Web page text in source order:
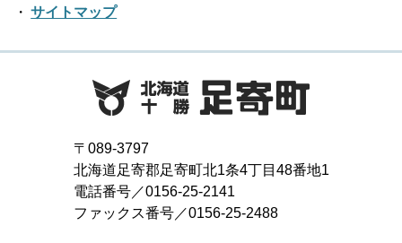
2021年01月
2019年02月
2018年05月
2018年04月
2018年03月
2018年01月
2017年06月
2017年04月
2017年03月
2017年02月
2017年01月
2016年05月
2016年04月
2016年03月
サイトマップ
〒089-3797
北海道足寄郡足寄町北1条4丁目48番地1
電話番号／0156-25-2141
ファックス番号／0156-25-2488